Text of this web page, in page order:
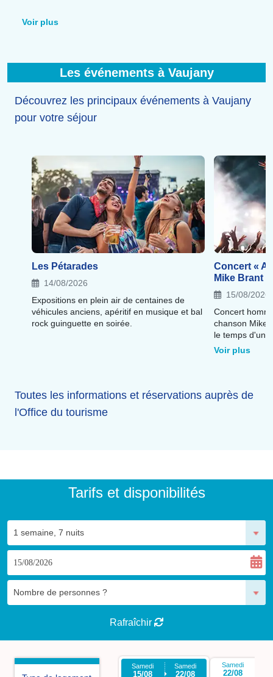
propose un club enfants jusqu'à 15 ans.
Un petittrain touristique
Voir plus
Les événements à Vaujany
Découvrez les principaux événements à Vaujany
pour votre séjour
Les Pétarades
14/08/2026
Expositions en plein air de centaines de
véhicules anciens, apéritif en musique et bal
rock guinguette en soirée.
Concert «
Mike Brant »
15/08/2026
Concert
chanson Mike
le temps
ténor Amaury
orchestre.
Voir plus
Toutes les informations et réservations auprès de
l'Office du tourisme
Tarifs et disponibilités
Rafraîchir
Samedi
15/08
Samedi
22/08
Samedi
22/08